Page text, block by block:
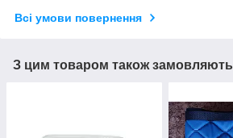
Всі умови повернення
З цим товаром також замовляють